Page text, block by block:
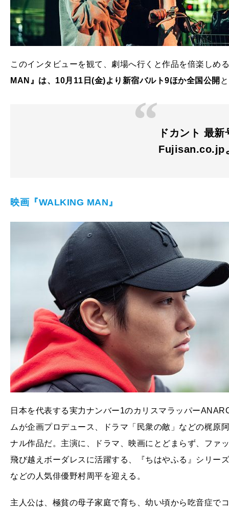
このインタビューを観て、劇場へ行くと作品を倍楽し
MAN』は、10月11日(金)より新宿バルト9ほか全国公開
ドカント 最
Fujisan.co.jp
映画『WALKING MAN』
日本を代表する実力ナンバー1のカリスマラッパー
ムが企画プロデュース、ドラマ「民衆の敵」などの梶原
ナル作品だ。主演に、ドラマ、映画にとどまらず、ファ
飛び越えボーダレスに活躍する、『ちはやふる』シリー
などの人気俳優野村周平を迎える。
主人公は、極貧の母子家庭で育ち、幼い頃から吃音症で